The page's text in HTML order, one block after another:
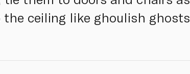
ceiling like ghoulish ghosts.